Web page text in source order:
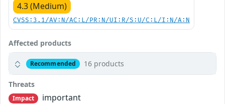
4.3 (Medium)
CVSS:3.1/AV:N/AC:L/PR:N/UI:R/S:U/C:L/I:N/A:N
Affected products
Recommended 16 products
Threats
Impact
important